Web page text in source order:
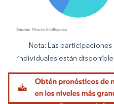
Imagen © Mordor Intelligence. El uso
Nota: Las
individuales están